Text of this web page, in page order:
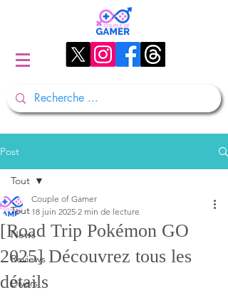
Post
Tout
News
Reviews
Divers
Tout
[Road Trip Pokémon GO
2025] Découvrez tous les
détails
Couple of Gamer
18 juin 2025 2 min de lecture